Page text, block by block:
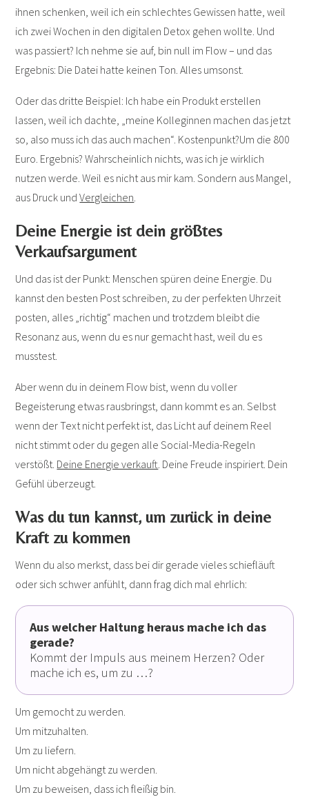
ihnen schenken, weil ich ein schlechtes Gewissen hatte, weil
ich zwei Wochen in den digitalen Detox gehen wollte. Und
was passiert? Ich nehme sie auf, bin null im Flow – und das
Ergebnis: Die Datei hatte keinen Ton. Alles umsonst.
Oder das dritte Beispiel: Ich habe ein Produkt erstellen
lassen, weil ich dachte, „meine Kolleginnen machen das jetzt
so, also muss ich das auch machen“. Kostenpunkt?Um die 800
Euro. Ergebnis? Wahrscheinlich nichts, was ich je wirklich
nutzen werde. Weil es nicht aus mir kam. Sondern aus Mangel,
aus Druck undVergleichen.
Deine Energie ist dein größtes
Verkaufsargument
Und das ist der Punkt: Menschen spüren deine Energie. Du
kannst den besten Post schreiben, zu der perfekten Uhrzeit
posten, alles „richtig“ machen und trotzdem bleibt die
Resonanz aus, wenn du es nur gemacht hast, weil du es
musstest.
Aber wenn du in deinem Flow bist, wenn du voller
Begeisterung etwas rausbringst, dann kommt es an. Selbst
wenn der Text nicht perfekt ist, das Licht auf deinem Reel
nicht stimmt oder du gegen alle Social-Media-Regeln
verstößt. Deine Energie verkauft. Deine Freude inspiriert. Dein
Gefühl überzeugt.
Was du tun kannst, um zurück in deine
Kraft zu kommen
Wenn du also merkst, dass bei dir gerade vieles schiefläuft
oder sich schwer anfühlt, dann frag dich mal ehrlich:
Aus welcher Haltung heraus mache ich das
gerade?
Kommt der Impuls aus meinem Herzen? Oder
mache ich es, um zu …?
Um gemocht zu werden.
Um mitzuhalten.
Um zu liefern.
Um nicht abgehängt zu werden.
Um zu beweisen, dass ich fleißig bin.